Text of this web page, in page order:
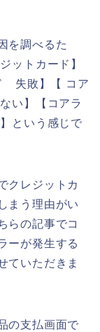
を調べるた
ットカード】
失敗】【 コア
い】【コアラ
という感じで
クレジットカ
まう理由がい
らの記事でコ
ーが発生する
ていただきま
の支払画面で